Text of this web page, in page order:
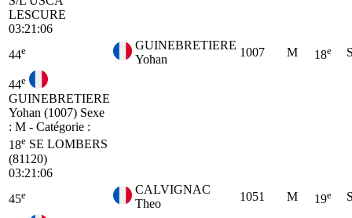
LESCURE
03:21:06
44e
GUINEBRETIERE
Yohan
1007 M 18e
44e
GUINEBRETIERE
Yohan (1007) Sexe
: M - Catégorie :
18e SE LOMBERS
(81120)
03:21:06
45e
CALVIGNAC
Theo
1051 M 19e